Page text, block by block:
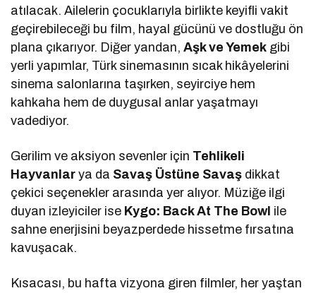
atılacak. Ailelerin çocuklarıyla birlikte keyifli vakit
geçirebileceği bu film, hayal gücünü ve dostluğu ön
plana çıkarıyor. Diğer yandan,Aşk ve Yemek gibi
yerli yapımlar, Türk sinemasının sıcak hikâyelerini
sinema salonlarına taşırken, seyirciye hem
kahkaha hem de duygusal anlar yaşatmayı
vadediyor.
Gerilim ve aksiyon sevenler için Tehlikeli
Hayvanlar ya da Savaş Üstüne Savaş dikkat
çekici seçenekler arasında yer alıyor. Müziğe ilgi
duyan izleyiciler ise Kygo: Back At The Bowl ile
sahne enerjisini beyazperdede hissetme fırsatına
kavuşacak.
Kısacası, bu hafta vizyona giren filmler, her yaştan